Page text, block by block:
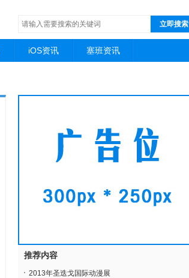
立即搜索
iOS资讯 塞班资讯
推荐内容
2013年圣迭戈国际动漫展